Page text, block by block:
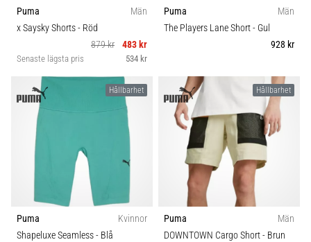
Vilka
vanligaste…
5. 8. 2026
8 min. läsning
Plantar
Symptom,
orsaker
och
behandling
Puma
Män
x Saysky Shorts- Röd
879 kr
483 kr
Senaste lägsta pris 534 kr
Puma
Män
The Players Lane Short- Gul
928 kr
Hållbarhet
Puma
Kvinnor
Shapeluxe Seamless- Blå
Hållbarhet
Puma
Män
DOWNTOWN Cargo Short- Brun